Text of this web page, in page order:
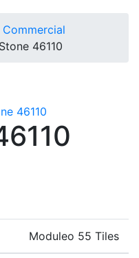
Commercial
46110
Moduleo 55 Tiles